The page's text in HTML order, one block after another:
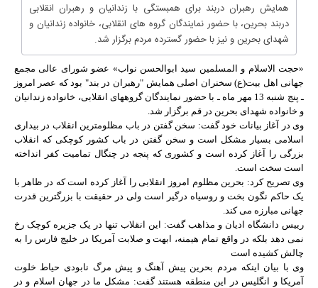
همایش رهبران دربند برای همبستگی با زندانیان و رهبران انقلابی
دربند بحرین، با حضور نمایندگان گروه های انقلابی، خانواده زندانیان و
شهدای بحرین و نیز با حضور گسترده مردم برگزار شد.
«حجت الاسلام و المسلمین سید ابوالحسن نواب» عضو شورای عالی مجمع
جهانی اهل بیت(ع) سخنران اصلی همایش "رهبران در بند" بود که عصر امروز
ـ پنج شنبه 13 مهر ماه ـ با حضور نمایندگان گروه‏های انقلابی، خانواده زندانیان
و خانواده شهدای بحرین در قم برگزار شد.
وی در آغاز بیانات خود گفت: سخن گفتن در باب مظلومترین انقلاب در بیداری
اسلامی بسیار مشکل است و سخن گفتن در باب کشور کوچکی که انقلاب
بزرگی را آغاز کرده است و کشوری که پنجه در چنگال تمامیت کفر انداخته
است سخت است.
وی تصریح کرد: بحرین مظلوم امروز انقلابی را آغاز کرده است که در ظاهر با
یک حاکم نگون بخت و روسیاه درگیر است ولی در حقیقت با بزرگترین قدرت
جهانی مبارزه می کند.
رییس دانشگاه ادیان و مذاهب گفت: این انقلاب تنها در یک جزیره کوچک رخ
نمی دهد بلکه در واقع تمام هیمنه، ابهت و صلابت آمریکا در خلیج فارس را به
چالش کشیده است
وی با بیان اینکه مردم بحرین پیش آهنگ و پیش مرگ نابودی حیاط خلوت
آمریکا و انگلیس در این منطقه هستند گفت: مشکل ما در جهان اسلام و در